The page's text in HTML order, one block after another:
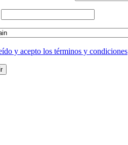
y acepto los términos y condiciones